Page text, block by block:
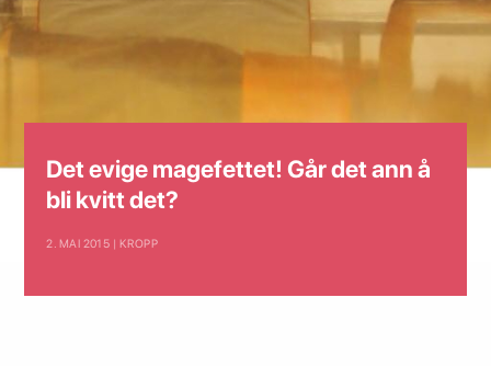
Det evige magefettet! Går det ann å
bli kvitt det?
2. MAI 2015 | KROPP